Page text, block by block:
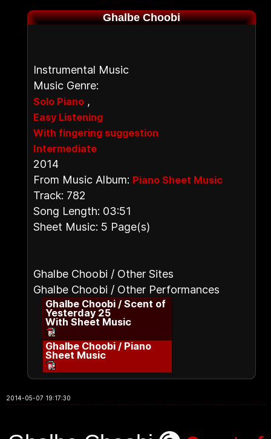
Ghalbe Choobi
Instrumental Music
Music Genre:
Solo Piano ,
Easy Listening
With fingering suggestion
Intermediate
2014
From Music Album: Piano Sheet Music
Track: 782
Song Length: 03:51
Sheet Music: 5 Page(s)
Ghalbe Choobi / Other Sites
Ghalbe Choobi / Other Performances
Ghalbe Choobi / Scent of
Yesterday 25
With Sheet Music
Ghalbe Choobi / Piano
Sheet Music
2014-05-07 19:17:30